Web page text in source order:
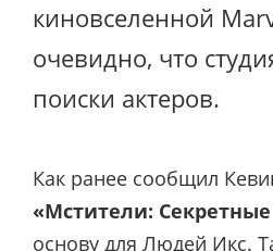
киновселенной
очевидно, что
поиски актеров.
Как ранее сообщил
«Мстители:
основу для Людей Икс.